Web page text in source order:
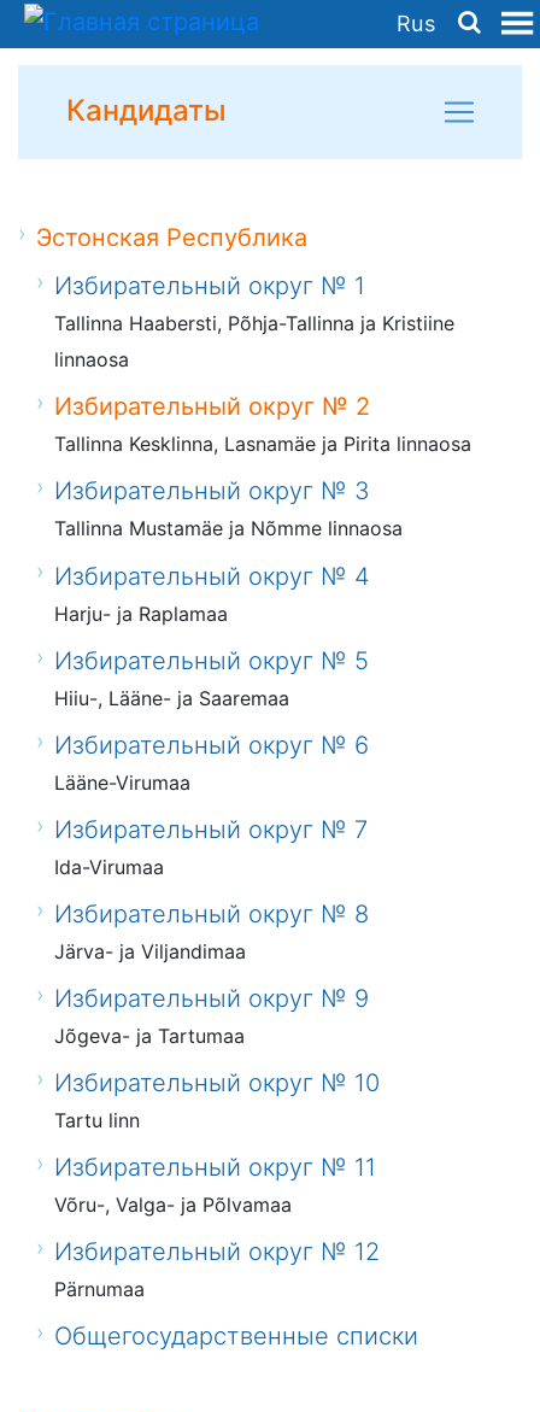
Rus
Кандидаты
Эстонская Республика
Избирательный округ № 1
Tallinna Haabersti, Põhja-Tallinna ja Kristiine
linnaosa
Избирательный округ № 2
Tallinna Kesklinna, Lasnamäe ja Pirita linnaosa
Избирательный округ № 3
Tallinna Mustamäe ja Nõmme linnaosa
Избирательный округ № 4
Harju- ja Raplamaa
Избирательный округ № 5
Hiiu-, Lääne- ja Saaremaa
Избирательный округ № 6
Lääne-Virumaa
Избирательный округ № 7
Ida-Virumaa
Избирательный округ № 8
Järva- ja Viljandimaa
Избирательный округ № 9
Jõgeva- ja Tartumaa
Избирательный округ № 10
Tartu linn
Избирательный округ № 11
Võru-, Valga- ja Põlvamaa
Избирательный округ № 12
Pärnumaa
Общегосударственные списки